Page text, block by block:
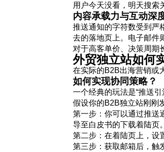
用户今天没看，明天搜索
内容承载力与互动深
推送通知的字符数受到严
去的落地页上。电子邮件
对于高客单价、决策周期
外贸独立站如何
在实际的B2B出海营销或
如何实现协同策略？
一个经典的玩法是“推送引
假设你的B2B独立站刚刚
第一步：你可以通过推送
导至白皮书的下载着陆页。
第二步：在着陆页上，设
第三步：获取邮箱后，触